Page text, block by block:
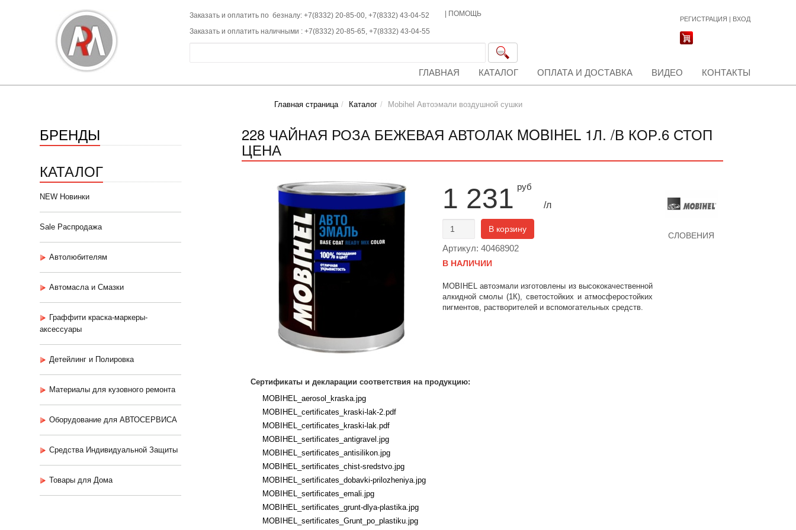
Заказать и оплатить по безналу: +7(8332) 20-85-00, +7(8332) 43-04-52
Заказать и оплатить наличными : +7(8332) 20-85-65, +7(8332) 43-04-55
ПОМОЩЬ
РЕГИСТРАЦИЯ | ВХОД
ГЛАВНАЯ КАТАЛОГ ОПЛАТА И ДОСТАВКА ВИДЕО КОНТАКТЫ
Главная страница Каталог Mobihel Автоэмали воздушной сушки
БРЕНДЫ
КАТАЛОГ
NEW Новинки
Sale Распродажа
Автолюбителям
Автомасла и Смазки
Граффити краска-маркеры-
аксессуары
Детейлинг и Полировка
Материалы для кузовного ремонта
Оборудование для АВТОСЕРВИСА
Средства Индивидуальной Защиты
Товары для Дома
228 ЧАЙНАЯ РОЗА БЕЖЕВАЯ АВТОЛАК MOBIHEL 1Л. /В КОР.6 СТОП
ЦЕНА
1 231 руб
/л
В корзину
Артикул: 40468902
В НАЛИЧИИ
MOBIHEL автоэмали изготовлены из высококачественной
алкидной смолы (1К), светостойких и атмосферостойких
пигментов, растворителей и вспомогательных средств.
СЛОВЕНИЯ
Сертификаты и декларации соответствия на продукцию:
MOBIHEL_aerosol_kraska.jpg
MOBIHEL_certificates_kraski-lak-2.pdf
MOBIHEL_certificates_kraski-lak.pdf
MOBIHEL_sertificates_antigravel.jpg
MOBIHEL_sertificates_antisilikon.jpg
MOBIHEL_sertificates_chist-sredstvo.jpg
MOBIHEL_sertificates_dobavki-prilozheniya.jpg
MOBIHEL_sertificates_emali.jpg
MOBIHEL_sertificates_grunt-dlya-plastika.jpg
MOBIHEL_sertificates_Grunt_po_plastiku.jpg